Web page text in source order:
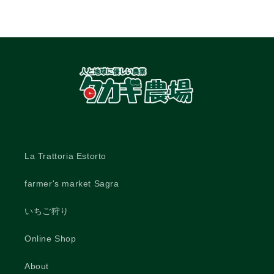
La Trattoria Estorto
farmer's market Sagra
いちご狩り
Online Shop
About